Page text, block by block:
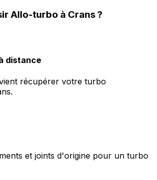
Allo-turbo à Crans?
distance
récupérer votre turbo
et joints d'origine pour un turbo